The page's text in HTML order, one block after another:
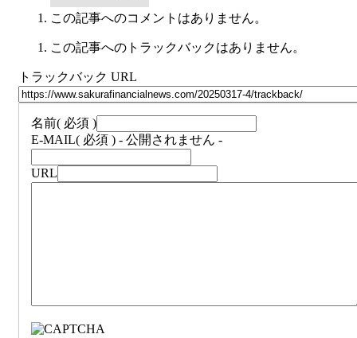
この記事へのコメントはありません。
この記事へのトラックバックはありません。
トラックバック URL
名前( 必須 )
E-MAIL( 必須 ) - 公開されません -
URL